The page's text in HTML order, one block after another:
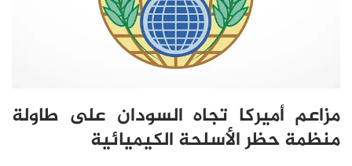
مزاعم أميركا تجاه السودان على طاولة
منظمة حظر الأسلحة الكيميائية